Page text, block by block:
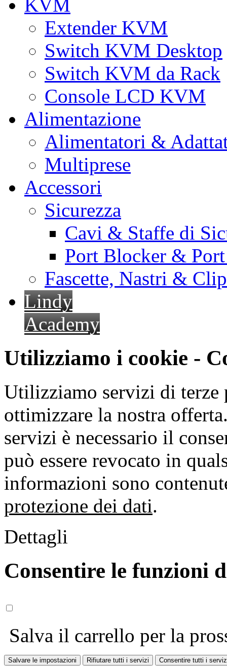
KVM
Extender KVM
Switch KVM Desktop
Switch KVM da Rack
Console LCD KVM
Alimentazione
Alimentatori &
Multiprese
Accessori
Sicurezza
Cavi & Staffe di
Port Blocker &
Fascette, Nastri &
Lindy
Academy
Utilizziamo i cookie -
Utilizziamo servizi di terze
ottimizzare la nostra
servizi è necessario il
può essere revocato in
informazioni sono
protezione dei dati.
Dettagli
Consentire le funzioni
Salva il carrello per la
Salvare le impostazioni Rifiutare tutti i servizi Consentire tutti i